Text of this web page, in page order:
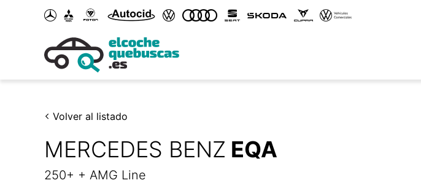
Volver al listado
MERCEDES BENZ EQA
250+ + AMG Line